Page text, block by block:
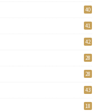
40
41
42
28
28
43
18